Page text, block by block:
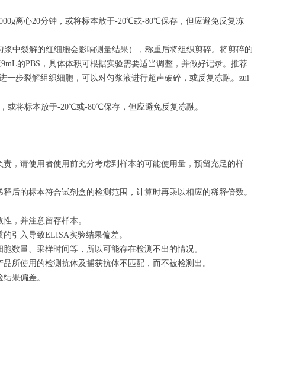
离心20分钟，或将标本放于-20℃或-80℃保存，但应避免反复冻
浆中裂解的红细胞会影响测量结果），称重后将组织剪碎。将剪碎的
的PBS，具体体积可根据实验需要适当调整，并做好记录。推荐
一步裂解组织细胞，可以对匀浆液进行超声破碎，或反复冻融。zui
或将标本放于-20℃或-80℃保存，但应避免反复冻融。
，请使用者使用前充分考虑到样本的可能使用量，预留充足的样
后的标本符合试剂盒的检测范围，计算时再乘以相应的稀释倍数。
，并注意留存样本。
引入导致ELISA实验结果偏差。
数量、采样时间等，所以可能存在检测不出的情况。
所使用的检测抗体及捕获抗体不匹配，而不被检测出。
果偏差。